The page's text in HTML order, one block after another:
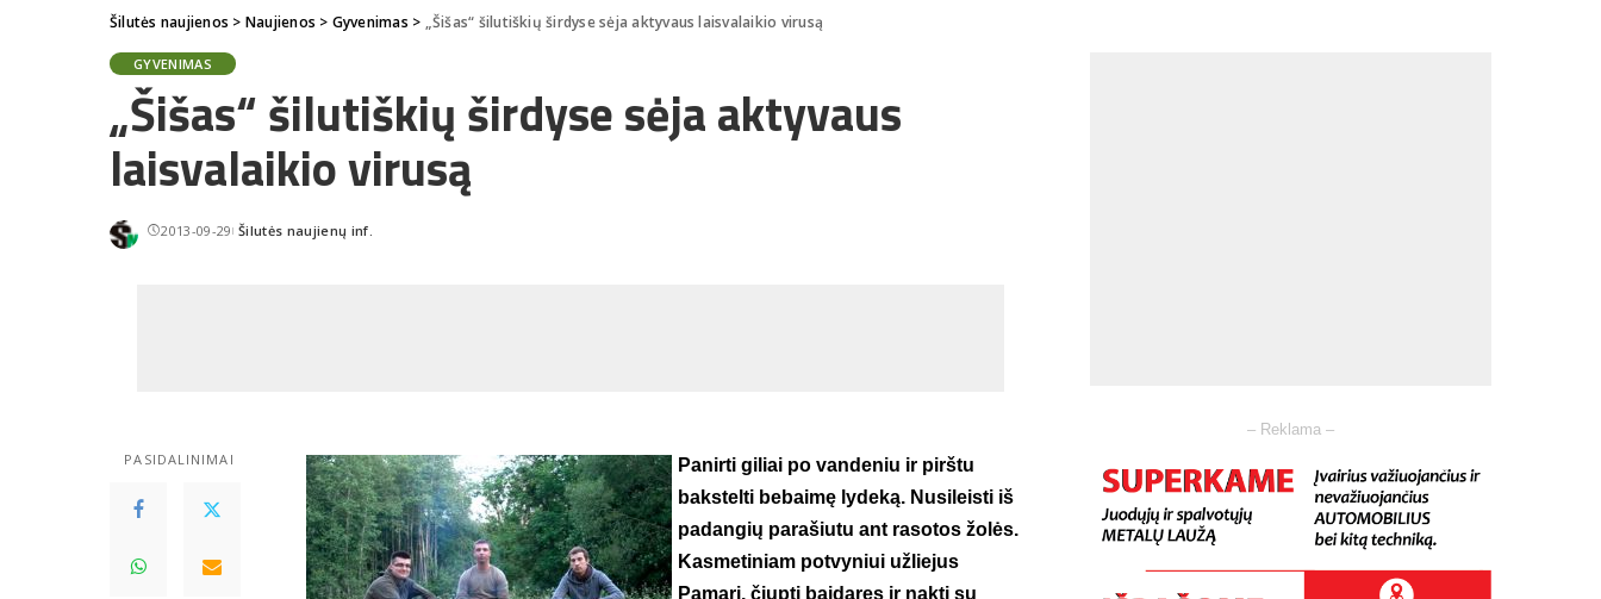
Šilutės naujienos > Naujienos > Gyvenimas > „Šišas“ šilutiškių širdyse sėja aktyvaus laisvalaikio virusą
GYVENIMAS
„Šišas“ šilutiškių širdyse sėja aktyvaus
laisvalaikio virusą
2013-09-29Posted
Šilutės naujienų inf.
PASIDALINIMAI
Panirti giliai po vandeniu ir pirštu
bakstelti bebaimę lydeką. Nusileisti iš
padangių parašiutu ant rasotos žolės.
Kasmetiniam potvyniui užliejus
Pamarį, čiupti baidares ir naktį su
– Reklama –